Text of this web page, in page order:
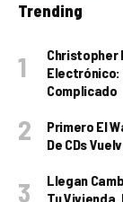
Trending
Christopher
Electrónico:
Complicado
Primero El
De CDs
Llegan
Tu Vivienda.